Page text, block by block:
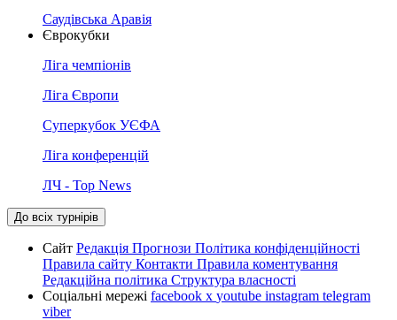
Саудівська Аравія
Єврокубки
Ліга чемпіонів
Ліга Європи
Суперкубок УЄФА
Ліга конференцій
ЛЧ - Top News
До всіх турнірів
Сайт Редакція Прогнози Політика конфіденційності
Правила сайту Контакти Правила коментування
Редакційна політика Структура власності
Соціальні мережі facebook x youtube instagram telegram
viber